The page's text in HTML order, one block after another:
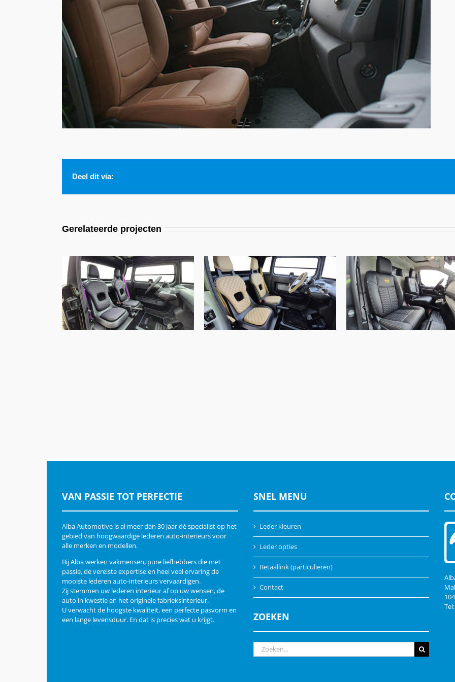
Deel dit via:
Gerelateerde projecten
Opel E-Rocks, A-N0500-E Eco
Nappa Zwart
Opel E-Rocks, Nappa A-
N4825-E Eco Nappa Samt
Beige
Opel Vivaro, Alba
Leder Zwart
VAN PASSIE TOT PERFECTIE
Alba Automotive is al meer dan 30 jaar dé specialist op het
gebied van hoogwaardige lederen auto-interieurs voor
alle merken en modellen.
Bij Alba werken vakmensen, pure liefhebbers die met
passie, de vereiste expertise en heel veel ervaring de
mooiste lederen auto-interieurs vervaardigen.
Zij stemmen uw lederen interieur af op uw wensen, de
auto in kwestie en het originele fabrieksinterieur.
U verwacht de hoogste kwaliteit, een perfecte pasvorm en
een lange levensduur. En dat is precies wat u krijgt.
SNEL MENU
Leder kleuren
Leder opties
Betaallink (particulieren)
Contact
ZOEKEN
Zoeken
naar: